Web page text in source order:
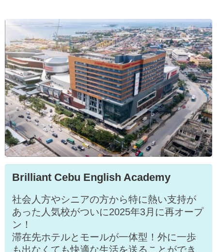
Brilliant Cebu English Academy
社会人方やシニアの方から特に熱い支持が
あった人気校がついに2025年3月に再オープ
ン！
滞在先ホテルとモールが一体型！外に一歩
も出なくても快適な生活を送ることができ